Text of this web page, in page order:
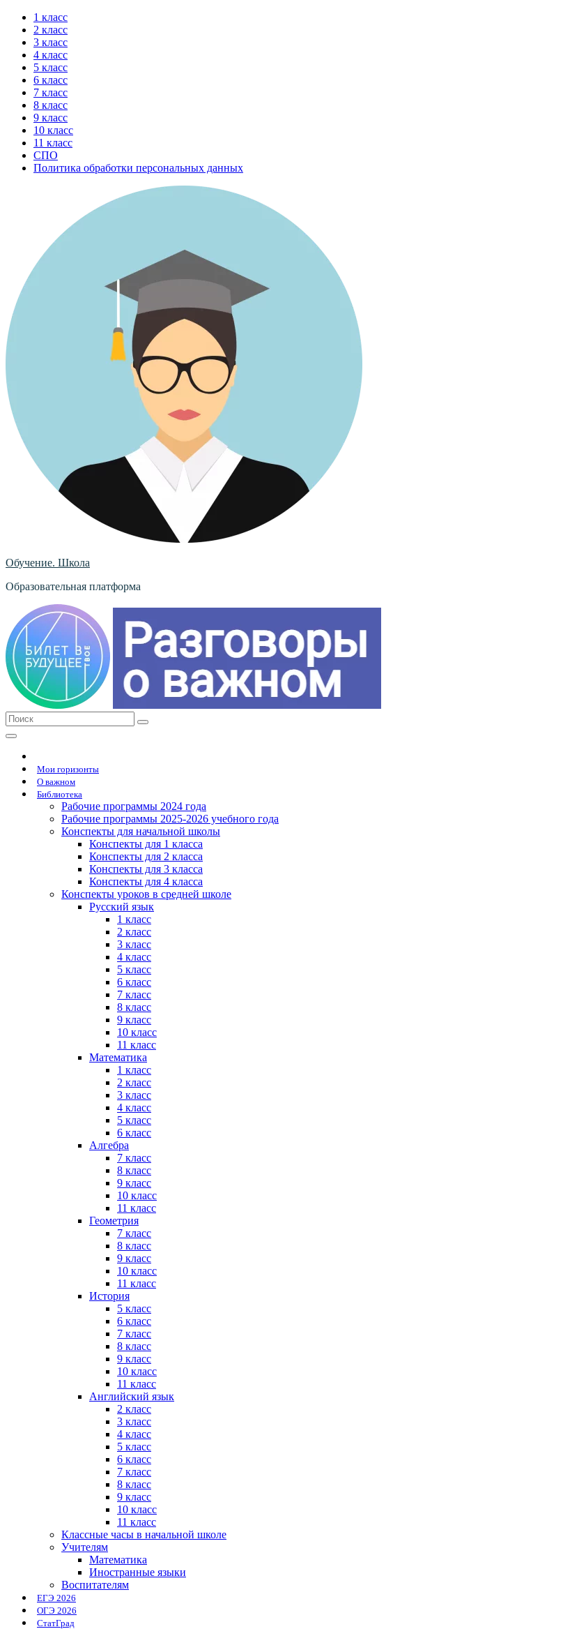
Перейти
содержимому
1 класс
2 класс
3 класс
4 класс
5 класс
6 класс
7 класс
8 класс
9 класс
10 класс
11 класс
СПО
Политика обработки персональных данных
Обучение. Школа
Образовательная платформа
Мои горизонты
О важном
Библиотека
Рабочие программы 2024 года
Рабочие программы 2025-2026 учебного года
Конспекты для начальной школы
Конспекты для 1 класса
Конспекты для 2 класса
Конспекты для 3 класса
Конспекты для 4 класса
Конспекты уроков в средней школе
Русский язык
1 класс
2 класс
3 класс
4 класс
5 класс
6 класс
7 класс
8 класс
9 класс
10 класс
11 класс
Математика
1 класс
2 класс
3 класс
4 класс
5 класс
6 класс
Алгебра
7 класс
8 класс
9 класс
10 класс
11 класс
Геометрия
7 класс
8 класс
9 класс
10 класс
11 класс
История
5 класс
6 класс
7 класс
8 класс
9 класс
10 класс
11 класс
Английский язык
2 класс
3 класс
4 класс
5 класс
6 класс
7 класс
8 класс
9 класс
10 класс
11 класс
Классные часы в начальной школе
Учителям
Математика
Иностранные языки
Воспитателям
ЕГЭ 2026
ОГЭ 2026
СтатГрад